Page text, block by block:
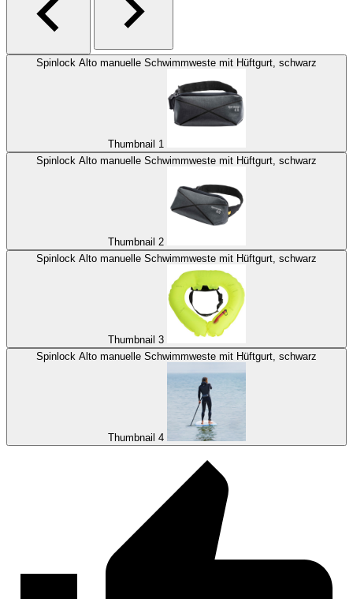
Spinlock Alto manuelle Schwimmweste mit Hüftgurt, schwarz
Thumbnail 1
Spinlock Alto manuelle Schwimmweste mit Hüftgurt, schwarz
Thumbnail 2
Spinlock Alto manuelle Schwimmweste mit Hüftgurt, schwarz
Thumbnail 3
Spinlock Alto manuelle Schwimmweste mit Hüftgurt, schwarz
Thumbnail 4